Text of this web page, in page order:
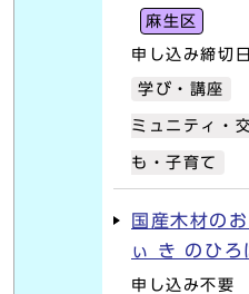
麻生区
申し込み締切
学び・講座
ミュニティ・
も・子育て
国産木材の
ぃ き のひろ
申し込み不要